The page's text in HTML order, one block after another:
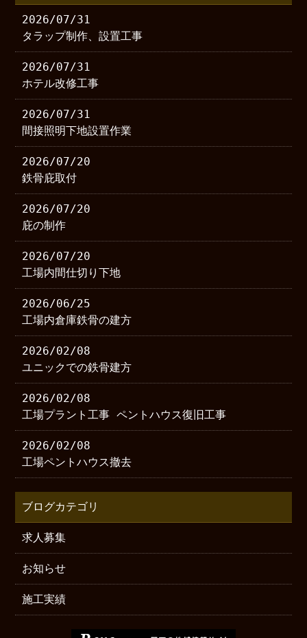
2026/07/31
タラップ制作、設置工事
2026/07/31
ホテル改修工事
2026/07/31
間接照明下地設置作業
2026/07/20
鉄骨庇取付
2026/07/20
庇の制作
2026/07/20
工場内間仕切り下地
2026/06/25
工場内倉庫鉄骨の建方
2026/02/08
ユニックでの鉄骨建方
2026/02/08
工場プラント工事 ペントハウス復旧工事
2026/02/08
工場ペントハウス撤去
ブログカテゴリ
求人募集
お知らせ
施工実績